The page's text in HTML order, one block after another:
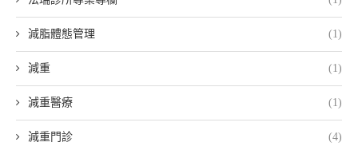
減脂體態管理 (1)
減重 (1)
減重醫療 (1)
減重門診 (4)